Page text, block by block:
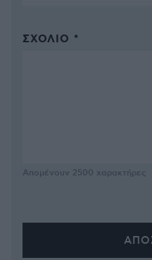
ΣΧΌΛΙΟ *
Απομένουν 2500 χαρακτήρες